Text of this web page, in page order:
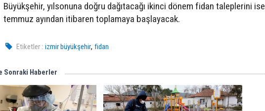
Büyükşehir, yılsonuna doğru dağıtacağı ikinci dönem fidan taleplerini ise
temmuz ayından itibaren toplamaya başlayacak.
Etiketler : izmir büyükşehir,fidan
Sonraki Haberler